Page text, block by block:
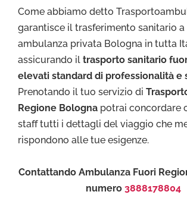
Come abbiamo detto
garantisce il trasferimento sanitario
ambulanza privata Bologna in tutta
assicurando il trasporto sanitario
elevati standard di professionalità e
Prenotando il tuo servizio di
Regione Bologna potrai concordare
staff tutti i dettagli del viaggio che
rispondono alle tue esigenze.
Contattando Ambulanza Fuori
numero 3888178804